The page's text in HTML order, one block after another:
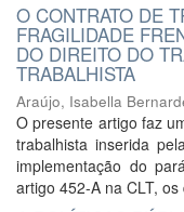
O CONTRATO DE
FRAGILIDADE
DO DIREITO DO
TRABALHISTA
Araújo, Isabella
O presente artigo faz
trabalhista inserida
implementação do
artigo 452-A na CLT,